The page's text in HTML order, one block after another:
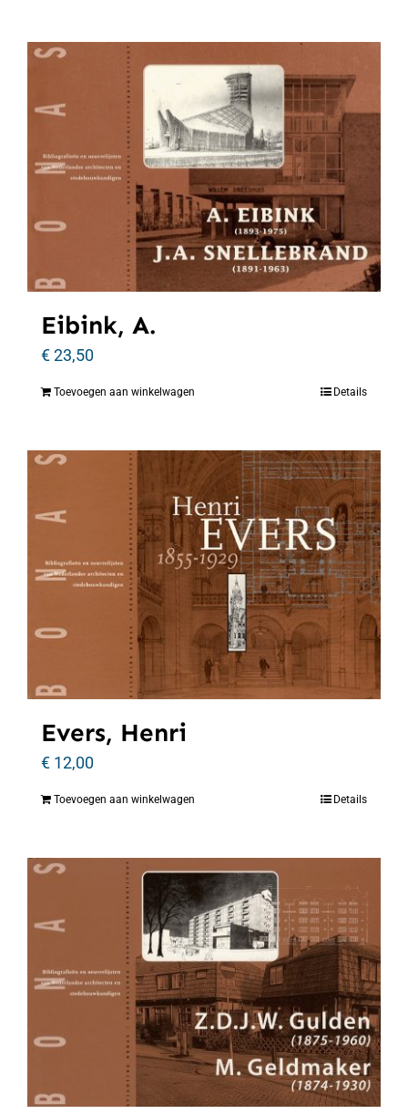
Eibink, A.
€23,50
Toevoegen aan winkelwagen Details
Evers, Henri
€ 12,00
Toevoegen aan winkelwagen Details